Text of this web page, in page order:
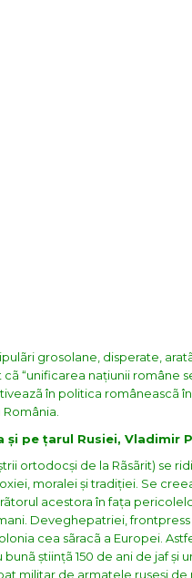
grosolane, disperate,
“unificarea națiunii române
în politica româneascã
pe țarul Rusiei, Vladimir
ortodocși de la Rãsãrit) se
moralei și tradiției. Se
acestora în fața
Deveghepatriei, frontpress
cea sãracã a Europei.
științã 150 de ani de jaf și
militar de armatele ruseși